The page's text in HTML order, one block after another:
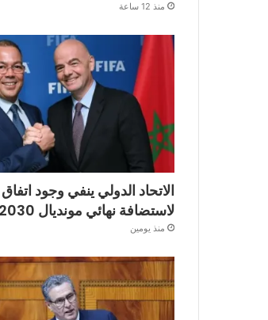
منذ 12 ساعة
الاتحاد الدولي ينفي وجود
لاستضافة نهائي مونديال 2030
منذ يومين